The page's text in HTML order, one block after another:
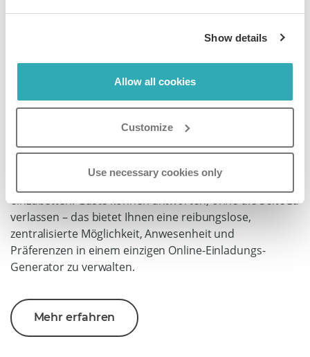
Show details
Allow all cookies
Customize
Use necessary cookies only
Erfassen Sie RSVPs und
Gästeinformationen
direkt aus Ihrer
Einladung
Der Online-Einladungs-Ersteller von Paperturn
ermöglicht es Ihnen, RSVP-Formulare, Umfragen oder
einzubetten. Gäste können antworten, ohne die Seite zu
verlassen – das bietet Ihnen eine reibungslose,
zentralisierte Möglichkeit, Anwesenheit und
Präferenzen in einem einzigen Online-Einladungs-
Generator zu verwalten.
Mehr erfahren